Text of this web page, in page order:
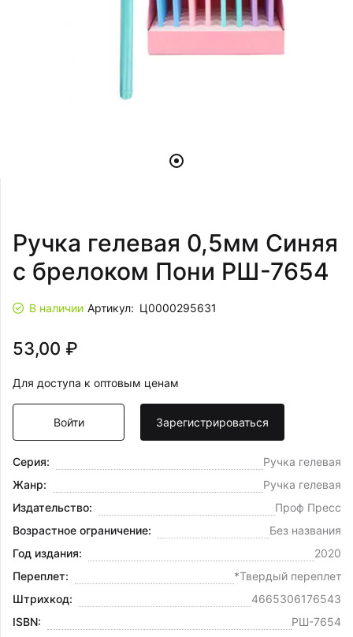
Ручка гелевая 0,5мм Синяя
с брелоком Пони РШ-7654
В наличии Артикул: Ц0000295631
53,00 ₽
Для доступа к оптовым ценам
Войти Зарегистрироваться
Серия:
Ручка гелевая
Жанр:
Ручка гелевая
Издательство:
Проф Пресс
Возрастное ограничение:
Без названия
Год издания:
2020
Переплет:
*Твердый переплет
Штрихкод:
4665306176543
ISBN:
РШ-7654